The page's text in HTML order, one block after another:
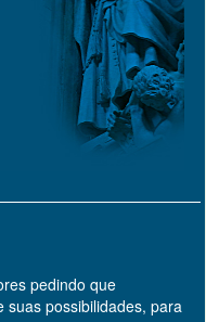
pedindo que
suas possibilidades, para